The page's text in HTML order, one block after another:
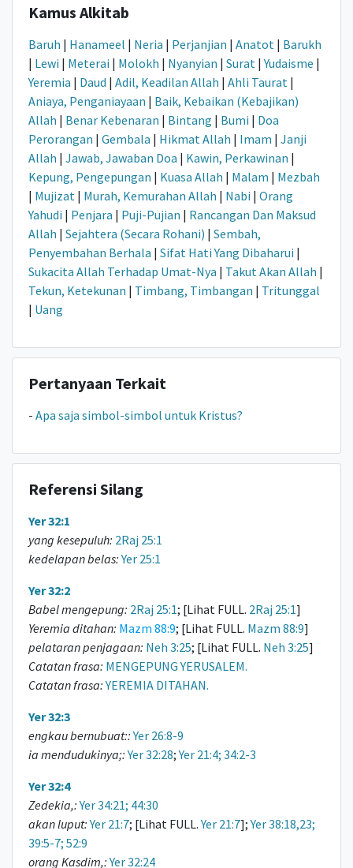
Kamus Alkitab
Baruh | Hanameel | Neria | Perjanjian | Anatot | Barukh
| Lewi | Meterai | Molokh | Nyanyian | Surat |Yudaisme |
Yeremia | Daud | Adil, Keadilan Allah | Ahli Taurat |
Aniaya, Penganiayaan | Baik, Kebaikan (Kebajikan)
Allah | Benar Kebenaran | Bintang | Bumi | Doa
Perorangan | Gembala | Hikmat Allah | Imam | Janji
Allah | Jawab, Jawaban Doa | Kawin, Perkawinan |
Kepung, Pengepungan | Kuasa Allah | Malam | Mezbah
| Mujizat | Murah, Kemurahan Allah | Nabi | Orang
Yahudi | Penjara | Puji-Pujian | Rancangan Dan Maksud
Allah | Sejahtera (Secara Rohani) | Sembah,
Penyembahan Berhala | Sifat Hati Yang Dibaharui |
Sukacita Allah Terhadap Umat-Nya | Takut Akan Allah |
Tekun, Ketekunan | Timbang, Timbangan | Tritunggal
| Uang
Pertanyaan Terkait
- Apa saja simbol-simbol untuk Kristus?
Referensi Silang
Yer 32:1
yang kesepuluh: 2Raj 25:1
kedelapan belas: Yer 25:1
Yer 32:2
Babel mengepung: 2Raj 25:1; [Lihat FULL. 2Raj 25:1]
Yeremia ditahan: Mazm 88:9; [Lihat FULL. Mazm 88:9]
pelataran penjagaan: Neh 3:25; [Lihat FULL. Neh 3:25]
Catatan frasa: MENGEPUNG YERUSALEM.
Catatan frasa: YEREMIA DITAHAN.
Yer 32:3
engkau bernubuat:: Yer 26:8-9
ia mendudukinya;: Yer 32:28;Yer 21:4; 34:2-3
Yer 32:4
Zedekia,: Yer 34:21; 44:30
akan luput: Yer 21:7; [Lihat FULL.Yer 21:7];Yer 38:18,23;
39:5-7; 52:9
orang Kasdim,: Yer 32:24